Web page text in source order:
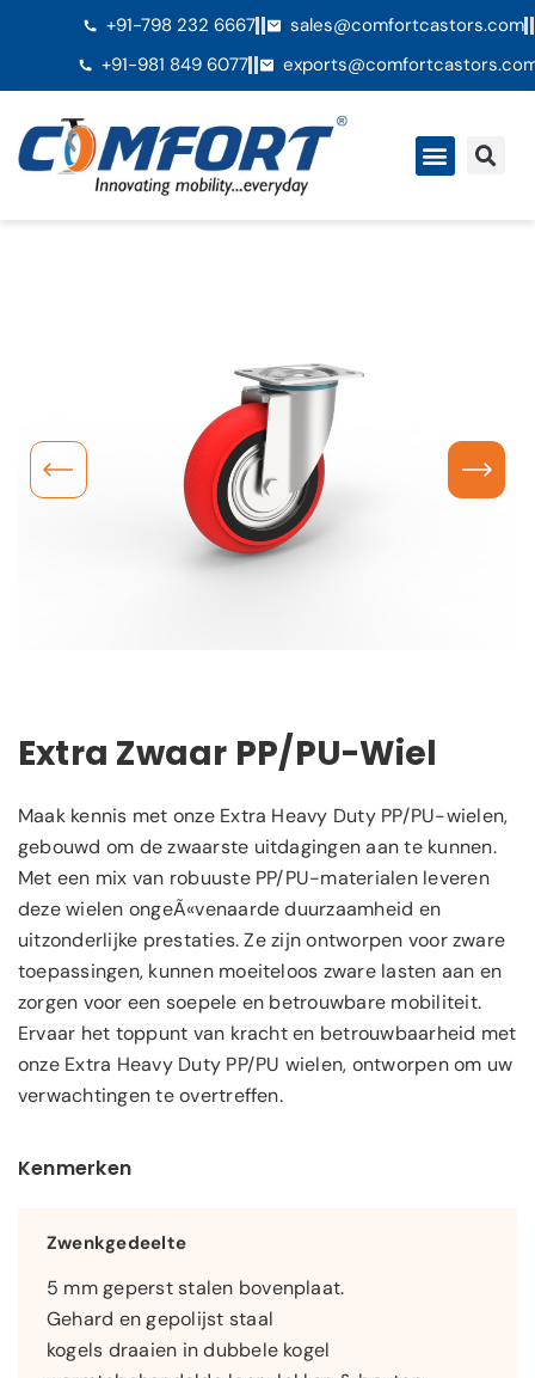
+91-798 232 6667
sales@comfortcastors.com
+91-981 849 6077
Extra Zwaar PP/PU-Wiel
Maak kennis met onze Extra Heavy Duty PP/PU-wielen,
gebouwd om de zwaarste uitdagingen aan te kunnen.
Met een mix van robuuste PP/PU-materialen leveren
deze wielen ongeÃ«venaarde duurzaamheid en
uitzonderlijke prestaties. Ze zijn ontworpen voor zware
toepassingen, kunnen moeiteloos zware lasten aan en
zorgen voor een soepele en betrouwbare mobiliteit.
Ervaar het toppunt van kracht en betrouwbaarheid met
onze Extra Heavy Duty PP/PU wielen, ontworpen om uw
verwachtingen te overtreffen.
Kenmerken
Zwenkgedeelte
5 mm geperst stalen bovenplaat.
Gehard en gepolijst staal
kogels draaien in dubbele kogel